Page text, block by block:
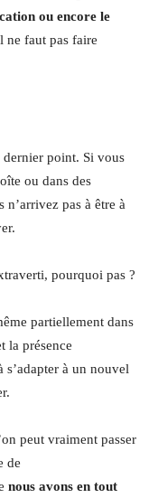
ou encore le
ne faut pas faire
dernier point. Si vous
ou dans des
pas à être à
pourquoi pas ?
partiellement dans
la présence
à un nouvel
peut vraiment passer
de
nous avons en tout